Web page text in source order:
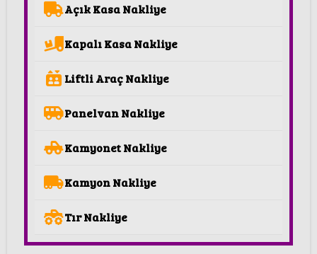
Açık Kasa Nakliye
Kapalı Kasa Nakliye
Liftli Araç Nakliye
Panelvan Nakliye
Kamyonet Nakliye
Kamyon Nakliye
Tır Nakliye